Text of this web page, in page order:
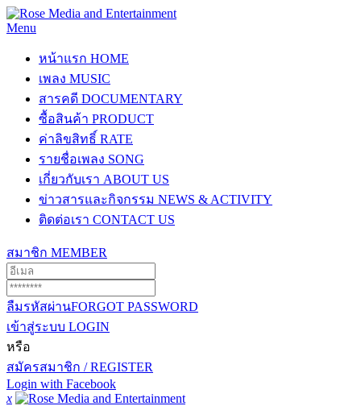
Menu
หน้าแรก HOME
เพลง MUSIC
สารคดี DOCUMENTARY
ซื้อสินค้า PRODUCT
ค่าลิขสิทธิ์ RATE
รายชื่อเพลง SONG
เกี่ยวกับเรา ABOUT US
ข่าวสารและกิจกรรม NEWS & ACTIVITY
ติดต่อเรา CONTACT US
สมาชิก MEMBER
ลืมรหัสผ่านFORGOT PASSWORD
เข้าสู่ระบบ LOGIN
หรือ
สมัครสมาชิก / REGISTER
Login with Facebook
x